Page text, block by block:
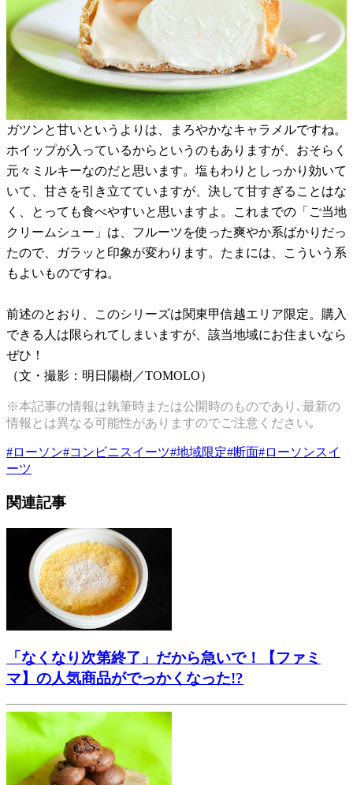
ガツンと甘いというよりは、まろやかなキャラメルですね。
ホイップが入っているからというのもありますが、おそらく
元々ミルキーなのだと思います。塩もわりとしっかり効いて
いて、甘さを引き立てていますが、決して甘すぎることはな
く、とっても食べやすいと思いますよ。これまでの「ご当地
クリームシュー」は、フルーツを使った爽やか系ばかりだっ
たので、ガラッと印象が変わります。たまには、こういう系
もよいものですね。
前述のとおり、このシリーズは関東甲信越エリア限定。購入
できる人は限られてしまいますが、該当地域にお住まいなら
ぜひ！
（文・撮影：明日陽樹／TOMOLO）
※本記事の情報は執筆時または公開時のものであり､最新の
情報とは異なる可能性がありますのでご注意ください｡
#ローソン#コンビニスイーツ#地域限定#断面#ローソンスイ
ーツ
関連記事
「なくなり次第終了」だから急いで！【ファミ
マ】の人気商品がでっかくなった!?